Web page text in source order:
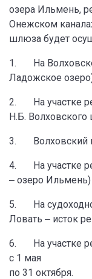
озера Ильмень,
Онежском
шлюза будет
1. На
Ладожское
2. На участке
Н.Б. Волховского
3. Волховский
4. На участке
‒ озеро Ильмень)
5. На
Ловать ‒ исток
6. На участке
с 1 мая
по 31 октября.